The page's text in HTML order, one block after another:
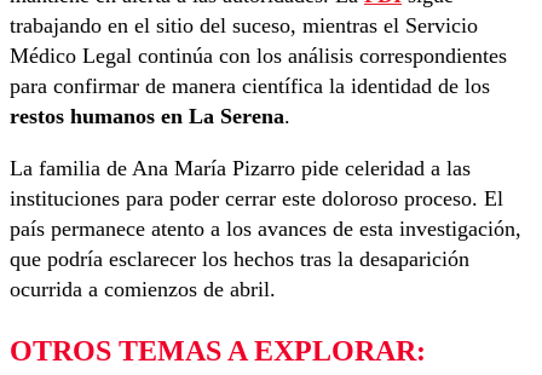
trabajando en el sitio del suceso, mientras el Servicio
Médico Legal continúa con los análisis correspondientes
para confirmar de manera científica la identidad de los
restos humanos en La Serena.
La familia de Ana María Pizarro pide celeridad a las
instituciones para poder cerrar este doloroso proceso. El
país permanece atento a los avances de esta investigación,
que podría esclarecer los hechos tras la desaparición
ocurrida a comienzos de abril.
OTROS TEMAS A EXPLORAR: